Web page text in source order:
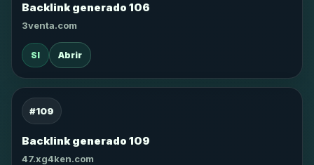
Backlink generado 106
3venta.com
SI Abrir
#109
Backlink generado 109
47.xg4ken.com